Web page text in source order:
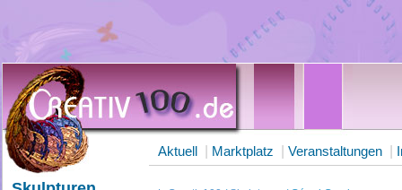
Aktuell Marktplatz Veranstaltungen